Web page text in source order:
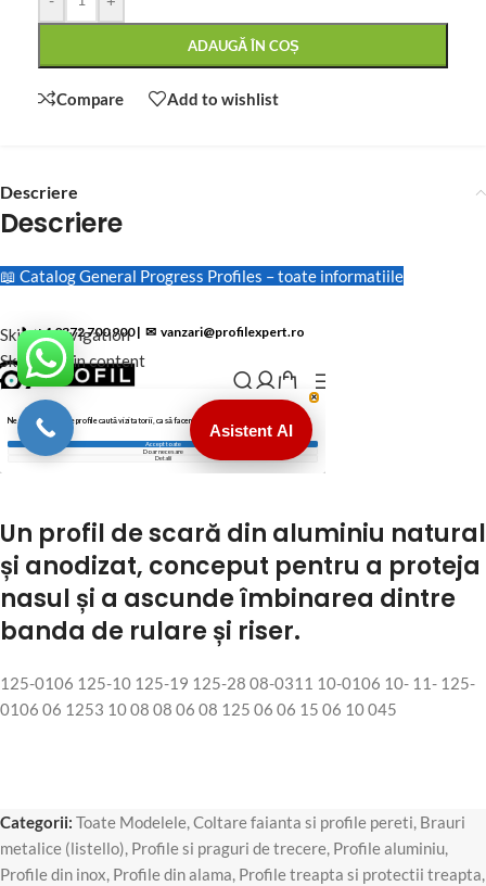
ADAUGĂ ÎN COȘ
Compare Add to wishlist
Descriere
Descriere
📖 Catalog General Progress Profiles – toate informatiile
Un profil de scară din aluminiu natural
și anodizat, conceput pentru a proteja
nasul și a ascunde îmbinarea dintre
banda de rulare și riser.
125-0106 125-10 125-19 125-28 08-0311 10-0106 10- 11- 125-
0106 06 1253 10 08 08 06 08 125 06 06 15 06 10 045
Categorii: Toate Modelele,Coltare faianta si profile pereti, Brauri
metalice (listello), Profile si praguri de trecere, Profile aluminiu,
Profile din inox, Profile din alama, Profile treapta si protectii treapta,